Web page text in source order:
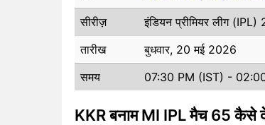
सीरीज़
इंडियन प्रीमियर लीग
तारीख
बुधवार, 20 मई 2026
समय
07:30 PM (IST) -
KKR बनाम MI IPL मैच 65 कैसे